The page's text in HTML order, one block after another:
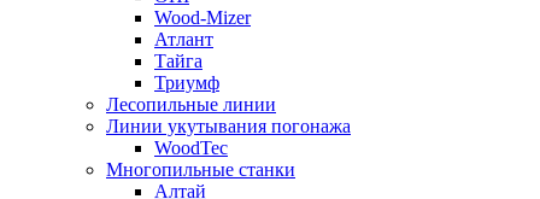
Wood-Mizer
Атлант
Тайга
Триумф
Лесопильные линии
Линии укутывания погонажа
WoodTec
Многопильные станки
Алтай